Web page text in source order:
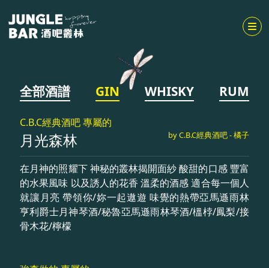
全部酒譜 GIN WHISKY RUM
C.B.C經典酒吧 專屬的
月光森林 by C.B.C經典酒吧 - 橘子
在月神的照耀下 神秘的叢林揭開面紗 酸甜的口感 豐富
的水果風味 以及誘人的花香 溫柔的酒感 適合每一個人
就讓月亮 帶領你/妳一起遨遊 味覺的熱帶亞馬遜雨林
亨利爵士月神琴酒/秘魯亞馬遜雨林琴酒/榲桲/鳳梨/接
骨木花/檸檬